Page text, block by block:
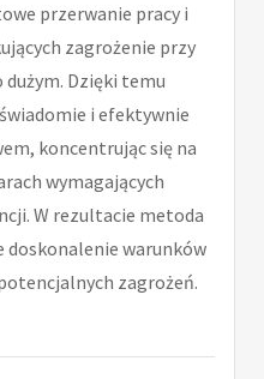
przerwanie pracy i
zagrożenie przy
dużym. Dzięki temu
i efektywnie
koncentrując się na
wymagających
W rezultacie metoda
doskonalenie warunków
zagrożeń.